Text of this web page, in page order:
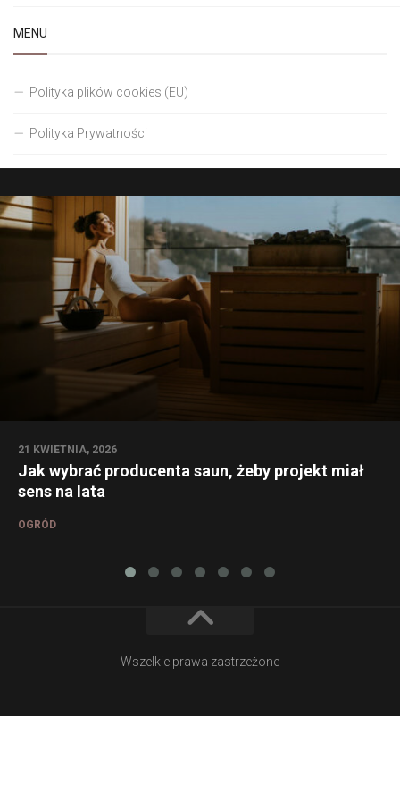
MENU
Polityka plików cookies (EU)
Polityka Prywatności
21 KWIETNIA, 2026
Jak wybrać producenta saun, żeby projekt miał
sens na lata
OGRÓD
Wszelkie prawa zastrzeżone